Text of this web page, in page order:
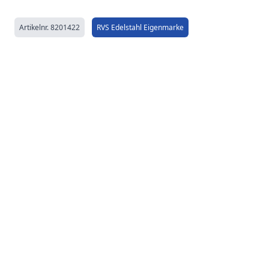
Artikelnr.8201422 RVS Edelstahl Eigenmarke